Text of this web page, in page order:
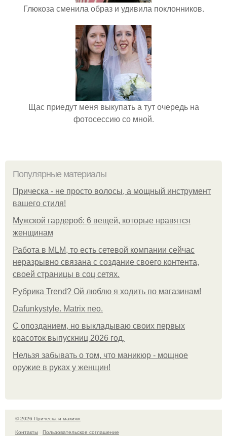
Глюкоза сменила образ и удивила поклонников.
Щас приедут меня выкупать а тут очередь на
фотосессию со мной.
Популярные материалы
Прическа - не просто волосы, а мощный инструмент
вашего стиля!
Мужской гардероб: 6 вещей, которые нравятся
женщинам
Работа в MLM, то есть сетевой компании сейчас
неразрывно связана с создание своего контента,
своей страницы в соц сетях.
Рубрика Trend? Ой люблю я ходить по магазинам!
Dafunkystyle. Matrix neo.
С опозданием, но выкладываю своих первых
красоток выпускниц 2026 год.
Нельзя забывать о том, что маникюр - мощное
оружие в руках у женщин!
© 2026 Прическа и макияж
Контакты
Пользовательское соглашение